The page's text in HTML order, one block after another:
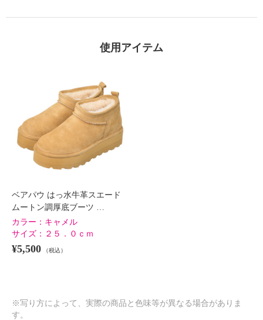
使用アイテム
ベアパウ はっ水牛革スエード
ムートン調厚底ブーツ …
カラー： キャメル
サイズ： ２５．０ｃｍ
¥5,500 （税込）
※写り方によって、実際の商品と色味等が異なる場合がありま
す。